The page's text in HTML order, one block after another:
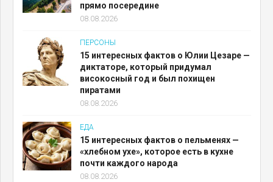
прямо посередине
08.08.2026
ПЕРСОНЫ
15 интересных фактов о Юлии Цезаре —
диктаторе, который придумал
високосный год и был похищен
пиратами
08.08.2026
ЕДА
15 интересных фактов о пельменях —
«хлебном ухе», которое есть в кухне
почти каждого народа
08.08.2026